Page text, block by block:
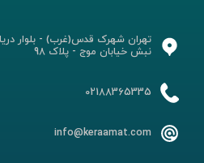
تهران شهرک قدس(غرب) - بلوار دریا
نبش خیابان موج - پلاک 98
02188365335
info@keraamat.com